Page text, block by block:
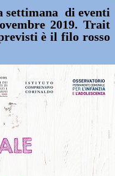
settimana di eventi
2019. Trait
è il filo rosso